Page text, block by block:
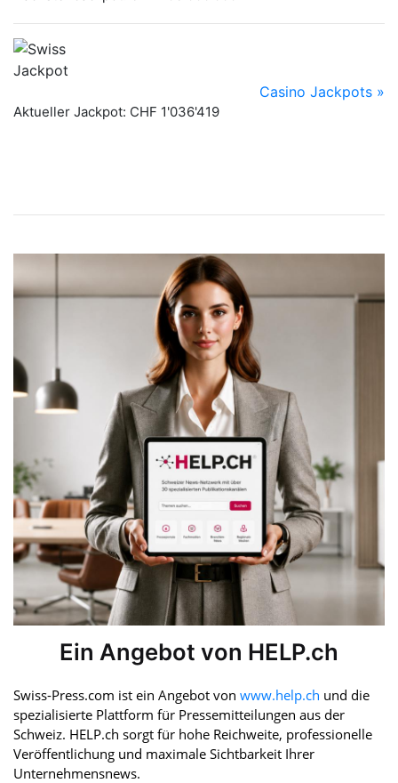
Ein Angebot von HELP.ch
Swiss-Press.com ist ein Angebot von www.help.ch und die
spezialisierte Plattform für Pressemitteilungen aus der
Schweiz. HELP.ch sorgt für hohe Reichweite, professionelle
Veröffentlichung und maximale Sichtbarkeit Ihrer
Unternehmensnews.